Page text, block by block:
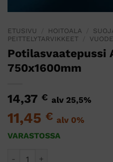
ETUSIVU HOITOALA
PEITTELYTARVIKKEET
Potilasvaatepussi
750x1600mm
14,37 € alv 25,5%
11,45 € alv 0%
VARASTOSSA